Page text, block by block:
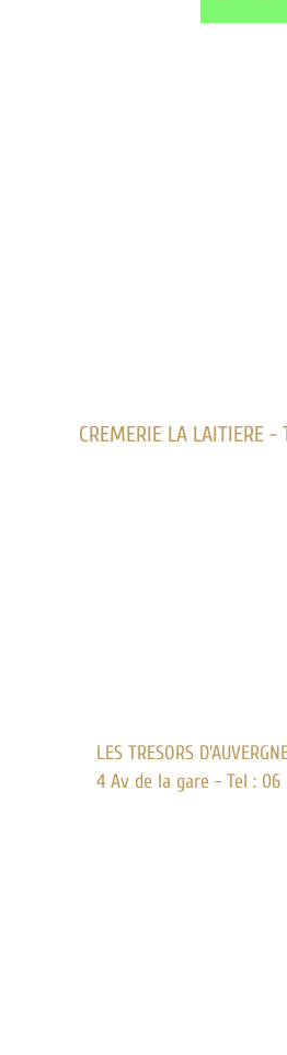
CREMERIE LA LAITIERE
LES TRESORS
4 Av de la gare - Tel : 06